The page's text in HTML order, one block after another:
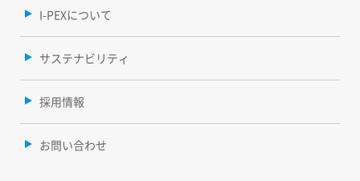
I-PEXについて
サステナビリティ
採用情報
お問い合わせ